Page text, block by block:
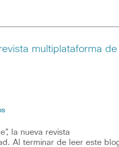
multiplataforma de
la nueva revista
Al terminar de leer este